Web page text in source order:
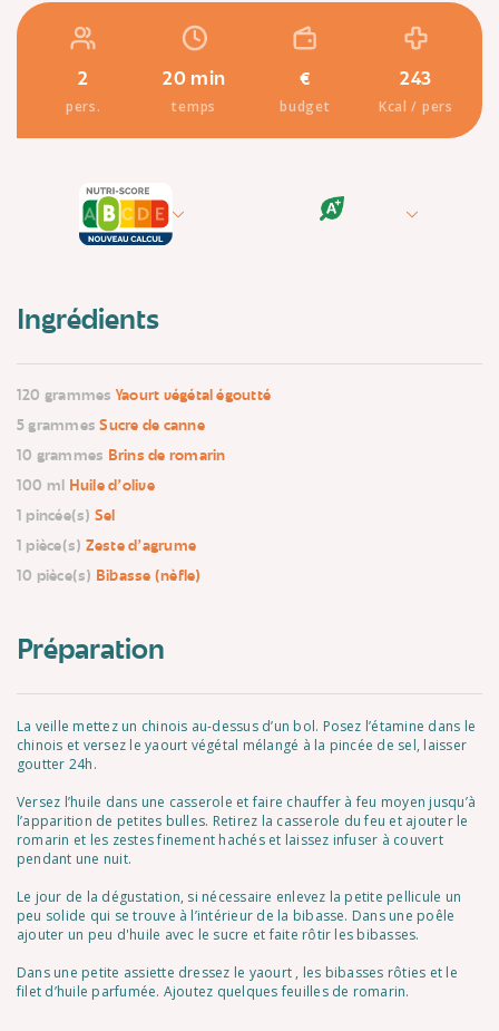
2
pers.
20 min
temps
€
budget
243
Kcal / pers
Ingrédients
120 grammes Yaourt végétal égoutté
5 grammesSucre de canne
10 grammes Brins de romarin
100 ml Huile d'olive
1 pincée(s) Sel
1 pièce(s) Zeste d'agrume
10 pièce(s) Bibasse (nèfle)
Préparation
La veille mettez un chinois au-dessus d’un bol. Posez l’étamine dans le
chinois et versez le yaourt végétal mélangé à la pincée de sel, laisser
goutter 24h.
Versez l’huile dans une casserole et faire chauffer à feu moyen jusqu’à
l’apparition de petites bulles. Retirez la casserole du feu et ajouter le
romarin et les zestes finement hachés et laissez infuser à couvert
pendant une nuit.
Le jour de la dégustation, si nécessaire enlevez la petite pellicule un
peu solide qui se trouve à l’intérieur de la bibasse. Dans une poêle
ajouter un peu d'huile avec le sucre et faite rôtir les bibasses.
Dans une petite assiette dressez le yaourt , les bibasses rôties et le
filet d’huile parfumée. Ajoutez quelques feuilles de romarin.